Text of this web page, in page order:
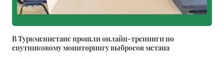
В Туркменистане прошли онлайн-тренинги по
спутниковому мониторингу выбросов метана